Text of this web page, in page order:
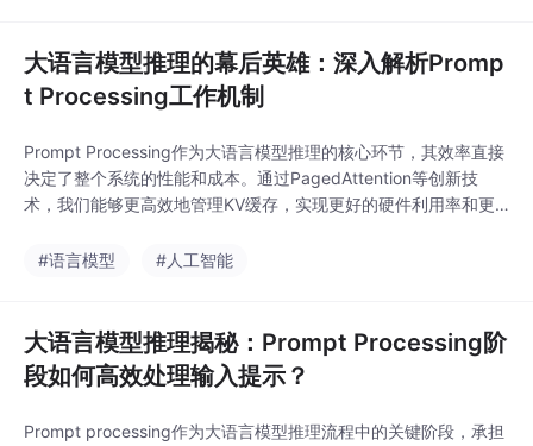
大语言模型推理的幕后英雄：深入解析Promp
t Processing工作机制
Prompt Processing作为大语言模型推理的核心环节，其效率直接
决定了整个系统的性能和成本。通过PagedAttention等创新技
术，我们能够更高效地管理KV缓存，实现更好的硬件利用率和更
大，Prompt Processing技术将继续演进，为更强大、更高效的AI
#语言模型 #人工智能
大语言模型推理揭秘：Prompt Processing阶
段如何高效处理输入提示？
Prompt processing作为大语言模型推理流程中的关键阶段，承担